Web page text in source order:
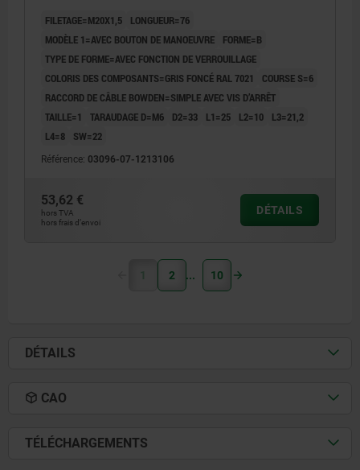
COMP:THERMOPLASTIQUE
FILETAGE=M20X1,5
LONGUEUR=76
MODÈLE 1=AVEC BOUTON DE MANOEUVRE
FORME=B
TYPE DE FORME=AVEC FONCTION DE VERROUILLAGE
COLORIS DES COMPOSANTS=GRIS FONCÉ RAL 7021
COURSE S=6
RACCORD DE CÂBLE BOWDEN=SIMPLE AVEC VIS D’ARRÊT
TAILLE=1
TARAUDAGE D=M6 D2=33 L1=25 L2=10
L3=21,2
L4=8
SW=22
Référence: 03096-07-1213106
53,62 €
hors TVA
hors frais d’envoi
DÉTAILS
1 2 10
DÉTAILS
CAO
TÉLÉCHARGEMENTS